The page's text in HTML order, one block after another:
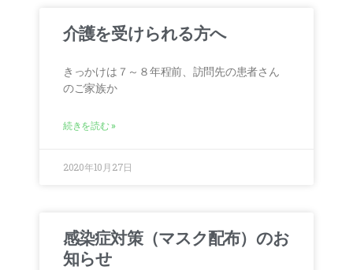
介護を受けられる方へ
きっかけは７～８年程前、訪問先の患者さん
のご家族か
続きを読む »
2020年10月27日
感染症対策（マスク配布）のお
知らせ